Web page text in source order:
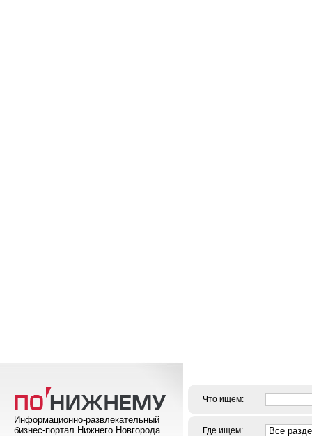
Что ищем:
Где ищем:
Информационно-развлекательный
бизнес-портал Нижнего Новгорода